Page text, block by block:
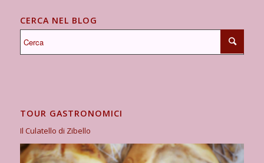
CERCA NEL BLOG
TOUR GASTRONOMICI
Il Culatello di Zibello